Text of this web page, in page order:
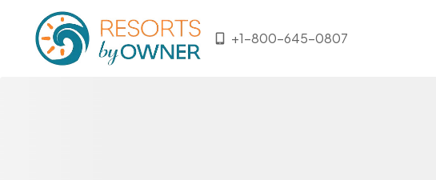
+1-800-645-0807